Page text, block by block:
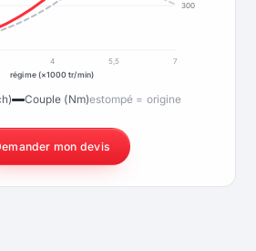
300
4 5,5
7
régime (×1000 tr/min)
Couple (Nm)estompé = origine
mon devis